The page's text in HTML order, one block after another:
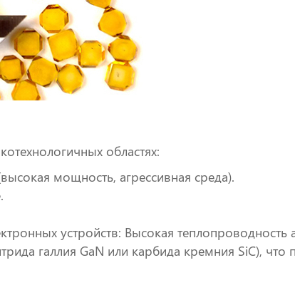
областях:
мощность, агрессивная среда).
устройств: Высокая теплопроводность
галлия GaN или карбида кремния SiC), что